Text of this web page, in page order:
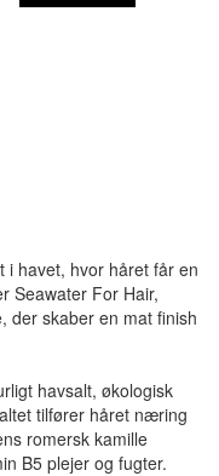
i havet, hvor håret får en
Seawater For Hair,
der skaber en mat finish
havsalt, økologisk
tilfører håret næring
romersk kamille
B5 plejer og fugter.